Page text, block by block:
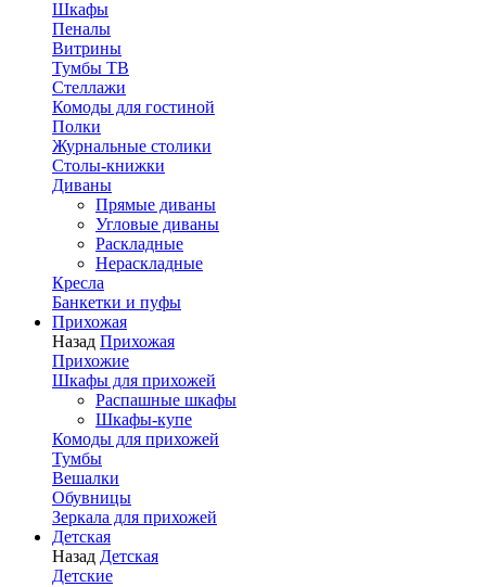
Шкафы
Пеналы
Витрины
Тумбы ТВ
Стеллажи
Комоды для гостиной
Полки
Журнальные столики
Столы-книжки
Диваны
Прямые диваны
Угловые диваны
Раскладные
Нераскладные
Кресла
Банкетки и пуфы
Прихожая
Назад Прихожая
Прихожие
Шкафы для прихожей
Распашные шкафы
Шкафы-купе
Комоды для прихожей
Тумбы
Вешалки
Обувницы
Зеркала для прихожей
Детская
Назад Детская
Детские